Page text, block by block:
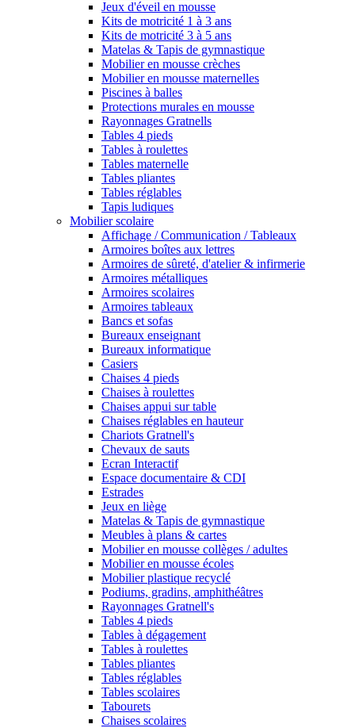
Jeux d'éveil en mousse
Kits de motricité 1 à 3 ans
Kits de motricité 3 à 5 ans
Matelas & Tapis de gymnastique
Mobilier en mousse crèches
Mobilier en mousse maternelles
Piscines à balles
Protections murales en mousse
Rayonnages Gratnells
Tables 4 pieds
Tables à roulettes
Tables maternelle
Tables pliantes
Tables réglables
Tapis ludiques
Mobilier scolaire
Affichage / Communication / Tableaux
Armoires boîtes aux lettres
Armoires de sûreté, d'atelier & infirmerie
Armoires métalliques
Armoires scolaires
Armoires tableaux
Bancs et sofas
Bureaux enseignant
Bureaux informatique
Casiers
Chaises 4 pieds
Chaises à roulettes
Chaises appui sur table
Chaises réglables en hauteur
Chariots Gratnell's
Chevaux de sauts
Ecran Interactif
Espace documentaire & CDI
Estrades
Jeux en liège
Matelas & Tapis de gymnastique
Meubles à plans & cartes
Mobilier en mousse collèges / adultes
Mobilier en mousse écoles
Mobilier plastique recyclé
Podiums, gradins, amphithéâtres
Rayonnages Gratnell's
Tables 4 pieds
Tables à dégagement
Tables à roulettes
Tables pliantes
Tables réglables
Tables scolaires
Tabourets
Chaises scolaires